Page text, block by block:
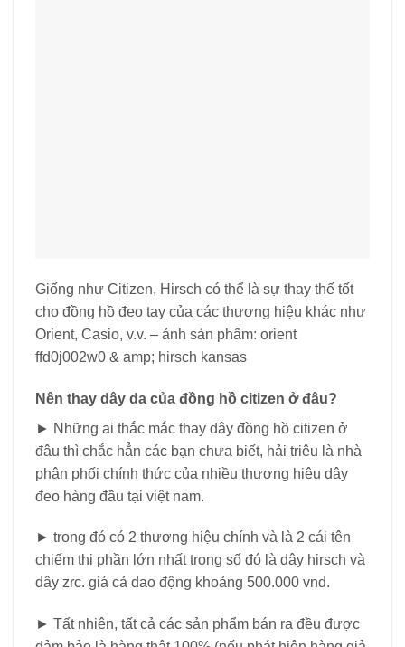
Giống như Citizen, Hirsch có thể là sự thay thế tốt
cho đồng hồ đeo tay của các thương hiệu khác như
Orient, Casio, v.v. – ảnh sản phẩm: orient
ffd0j002w0 & amp; hirsch kansas
Nên thay dây da của đồng hồ citizen ở đâu?
► Những ai thắc mắc thay dây đồng hồ citizen ở
đâu thì chắc hẳn các bạn chưa biết, hải triêu là nhà
phân phối chính thức của nhiều thương hiệu dây
đeo hàng đầu tại việt nam.
► trong đó có 2 thương hiệu chính và là 2 cái tên
chiếm thị phần lớn nhất trong số đó là dây hirsch và
dây zrc. giá cả dao động khoảng 500.000 vnd.
► Tất nhiên, tất cả các sản phẩm bán ra đều được